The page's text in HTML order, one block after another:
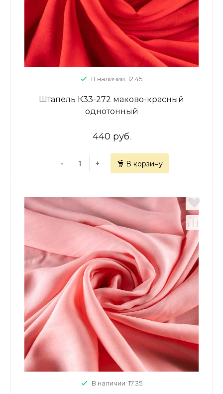
В наличии: 12.45
Штапель К33-272 маково-красный
однотонный
440 руб.
- + В корзину
В наличии: 17.35